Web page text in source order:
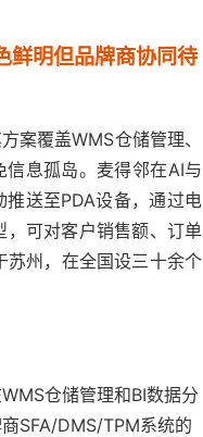
明但品牌商协同待
案覆盖WMS仓储管理、
信息孤岛。麦得邻在AI与
送至PDA设备，通过电
，可对客户销售额、订单
苏州，在全国设三十余个
仓储管理和BI数据分
SFA/DMS/TPM系统的